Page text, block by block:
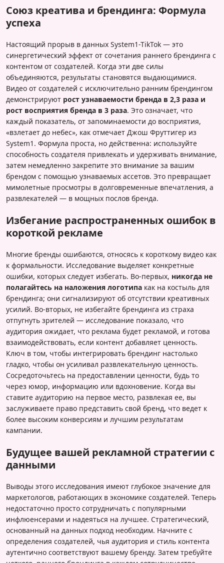
Союз креатива и брендинга: Формула
успеха
Настоящий прорыв в данных System1-TikTok — это
синергетический эффект от сочетания раннего брендинга с
контентом от создателей. Когда эти две силы
объединяются, результаты становятся выдающимися.
Видео от создателей с исключительно ранним брендингом
демонстрируют рост узнаваемости бренда в 2,3 раза и
рост восприятия бренда в 3 раза. Это означает, что
каждый показатель, от запоминаемости до восприятия,
«взлетает до небес», как отмечает Джош Фруттигер из
System1. Формула проста, но действенна: используйте
способность создателя привлекать и удерживать внимание,
затем немедленно закрепите это внимание за вашим
брендом с помощью узнаваемых ассетов. Это превращает
мимолетные просмотры в долговременные впечатления, а
развлекателей — в мощных послов бренда.
Избегание распространенных ошибок в
короткой рекламе
Многие бренды ошибаются, относясь к короткому видео как
к формальности. Исследование выделяет конкретные
ошибки, которых следует избегать. Во-первых, никогда не
полагайтесь на наложения логотипа как на костыль для
брендинга; они сигнализируют об отсутствии креативных
усилий. Во-вторых, не избегайте брендинга из страха
отпугнуть зрителей — исследование показало, что
аудитория ожидает, что реклама будет рекламой, и готова
взаимодействовать, если контент добавляет ценность.
Ключ в том, чтобы интегрировать брендинг настолько
гладко, чтобы он усиливал развлекательную ценность.
Сосредоточьтесь на предоставлении ценности, будь то
через юмор, информацию или вдохновение. Когда вы
ставите аудиторию на первое место, развлекая ее, вы
заслуживаете право представить свой бренд, что ведет к
более высоким конверсиям и лучшим результатам
кампании.
Будущее вашей рекламной стратегии с
данными
Выводы этого исследования имеют глубокое значение для
маркетологов, работающих в экономике создателей. Теперь
недостаточно просто сотрудничать с популярными
инфлюенсерами и надеяться на лучшее. Стратегический,
основанный на данных подход необходим. Начните с
определения создателей, чья аудитория и стиль контента
аутентично соответствуют вашему бренду. Затем требуйте